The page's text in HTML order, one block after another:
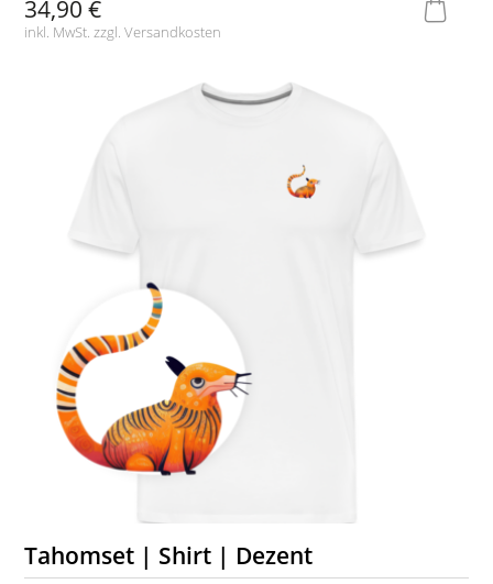
34,90 €
inkl. MwSt. zzgl.Versandkosten
Tahomset | Shirt | Dezent